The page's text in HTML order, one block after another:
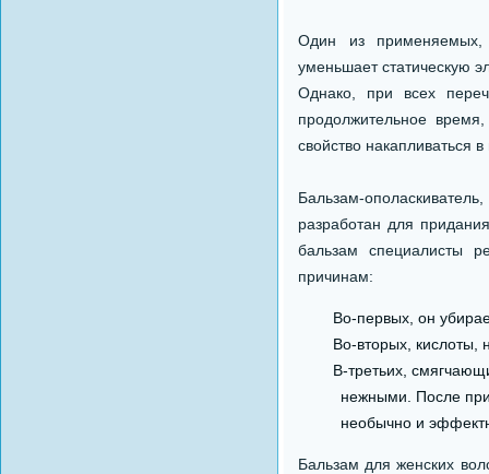
Один из применяемых,
уменьшает статическую
Однако, при всех
продолжительное
свойство накапливаться
Бальзам-
разработан для
бальзам специалисты
причинам:
Во-первых, он
Во-вторых, кислоты,
В-третьих,
нежными. После
необычно и
Бальзам для женских